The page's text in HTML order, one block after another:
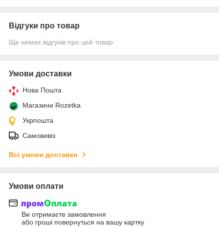
Відгуки про товар
Ще немає відгуків про цей товар
Умови доставки
Нова Пошта
Магазини Rozetka
Укрпошта
Самовивіз
Всі умови доставки
Умови оплати
Ви отримаєте замовлення
або гроші повернуться на вашу картку